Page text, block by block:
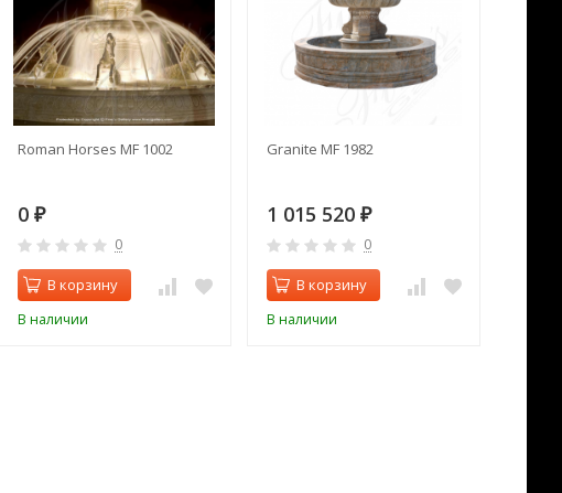
Roman Horses MF 1002
0 ₽
0
В корзину
В наличии
Granite MF 1982
1 015 520 ₽
0
В корзину
В наличии